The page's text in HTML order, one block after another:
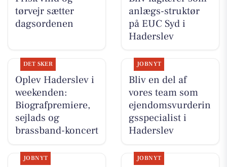
tørvejr sætter
dagsordenen
anlægs-struktør
på EUC Syd i
Haderslev
DET SKER
Oplev Haderslev i
weekenden:
Biografpremiere,
sejlads og
brassband-koncert
JOBNYT
Bliv en del af
vores team som
ejendomsvurderin
gsspecialist i
Haderslev
JOBNYT JOBNYT